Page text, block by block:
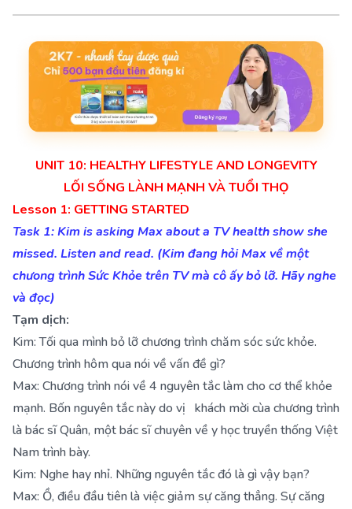
UNIT 10: HEALTHY LIFESTYLE AND LONGEVITY
LỐI SỐNG LÀNH MẠNH VÀ TUỔI THỌ
Lesson 1: GETTING STARTED
Task 1: Kim is asking Max about a TV health show she
missed. Listen and read. (Kim đang hỏi Max về một
chưong trình Sức Khỏe trên TV mà cô ấy bỏ lỡ. Hãy nghe
và đọc)
Tạm dịch:
Kim: Tối qua mình bỏ lỡ chương trình chăm sóc sức khỏe.
Chương trình hôm qua nói về vấn đề gì?
Max: Chương trình nói về 4 nguyên tắc làm cho cơ thể khỏe
mạnh. Bốn nguyên tắc này do vị khách mời cùa chương trình
là bác sĩ Quân, một bác sĩ chuyên về y học truyền thống Việt
Nam trình bày.
Kim: Nghe hay nhỉ. Những nguyên tắc đó là gì vậy bạn?
Max: Ồ, điều đầu tiên là việc giảm sự căng thẳng. Sự căng